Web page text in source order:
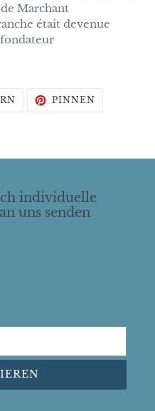
Marchant
était devenue
AUF
TWITTER
PINNEN
individuelle
uns senden